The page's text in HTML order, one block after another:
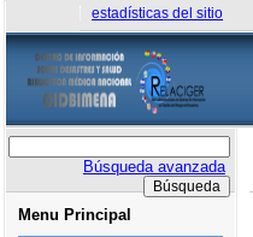
estadísticas del sitio
Búsqueda avanzada
Menu Principal